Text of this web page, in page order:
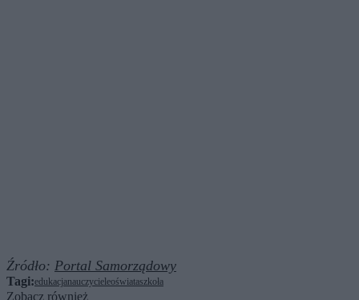
Źródło: Portal Samorządowy
Tagi:edukacjanauczycieleoświataszkoła
Zobacz również